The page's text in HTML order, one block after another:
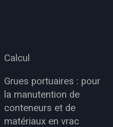
Calcul
Grues portuaires : pour
la manutention de
conteneurs et de
matériaux en vrac